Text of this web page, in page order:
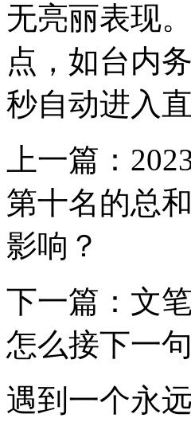
无亮丽表现
点，如台内
秒自动进入
上一篇：
第十名的总
影响？
下一篇：文
怎么接下一
遇到一个永